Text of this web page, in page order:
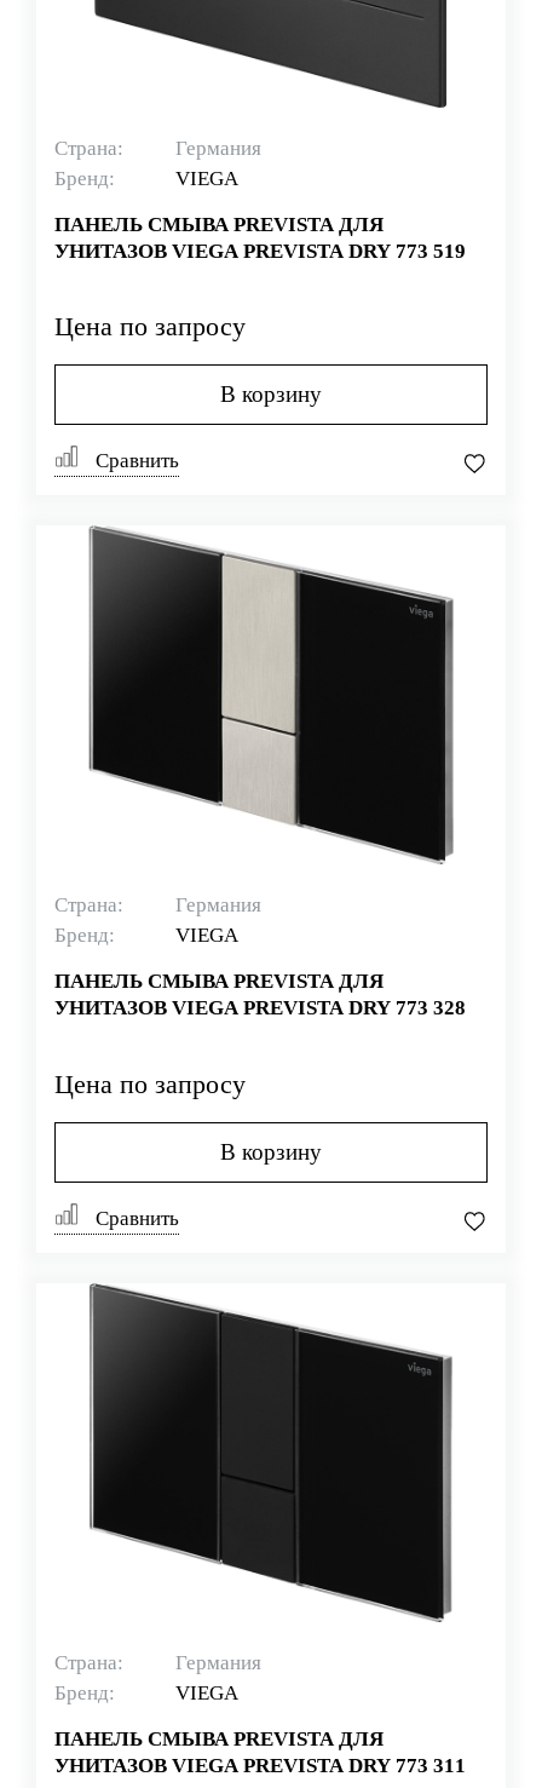
Страна:
Германия
Бренд:
VIEGA
ПАНЕЛЬ СМЫВА PREVISTA ДЛЯ
УНИТАЗОВ VIEGA PREVISTA DRY 773 519
Цена по запросу
В корзину
Сравнить
Страна:
Германия
Бренд:
VIEGA
ПАНЕЛЬ СМЫВА PREVISTA ДЛЯ
УНИТАЗОВ VIEGA PREVISTA DRY 773 328
Цена по запросу
В корзину
Сравнить
Страна:
Германия
Бренд:
VIEGA
ПАНЕЛЬ СМЫВА PREVISTA ДЛЯ
УНИТАЗОВ VIEGA PREVISTA DRY 773 311